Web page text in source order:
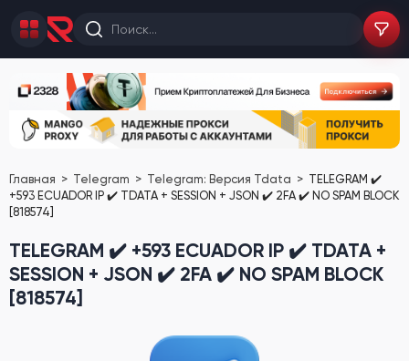
Главная Telegram Telegram: Версия Tdata
TELEGRAM ✔️
+593 ECUADOR IP ✔️ TDATA + SESSION + JSON ✔️ 2FA ✔️ NO SPAM BLOCK
[818574]
TELEGRAM ✔️ +593 ECUADOR IP ✔️ TDATA +
SESSION + JSON ✔️ 2FA ✔️ NO SPAM BLOCK
[818574]